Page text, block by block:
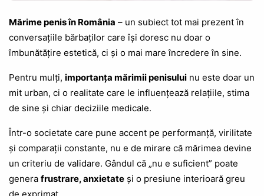
Mărime penis în România – un subiect tot mai prezent în
conversațiile bărbaților care își doresc nu doar o
îmbunătățire estetică, ci și o mai mare încredere în sine.
Pentru mulți, importanța mărimii penisului nu este doar un
mit urban, ci o realitate care le influențează relațiile, stima
de sine și chiar deciziile medicale.
Într-o societate care pune accent pe performanță, virilitate
și comparații constante, nu e de mirare că mărimea devine
un criteriu de validare. Gândul că „nu e suficient” poate
genera frustrare, anxietate și o presiune interioară greu